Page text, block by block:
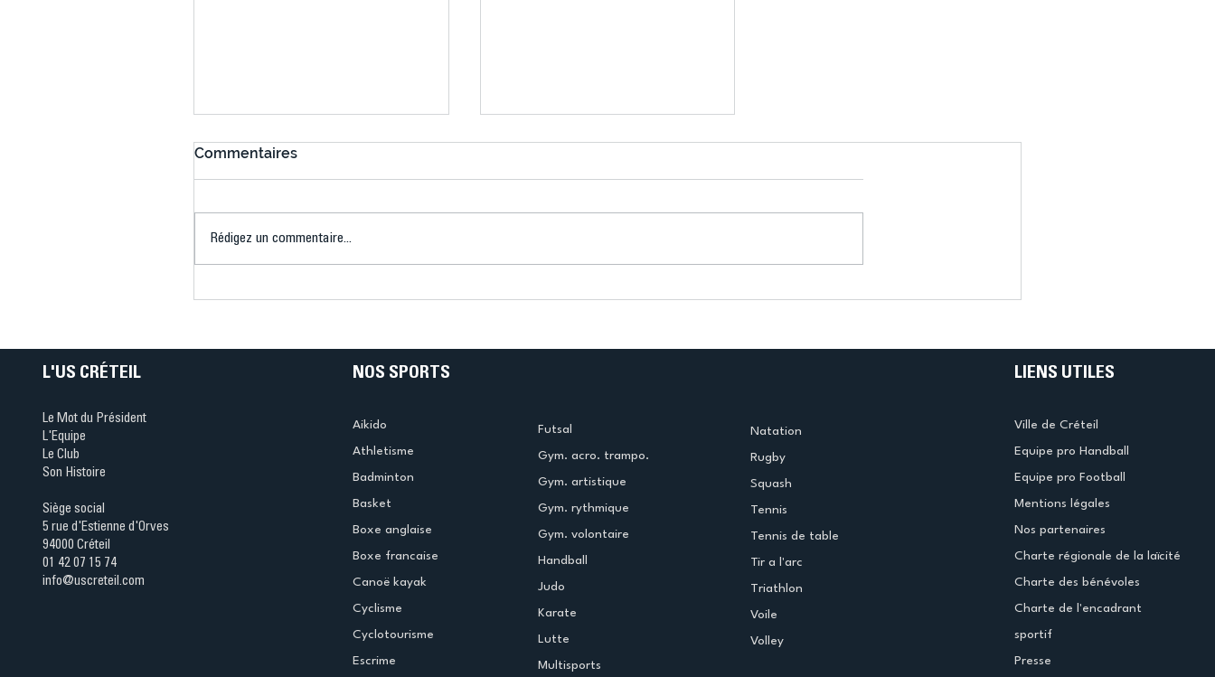
Ping ? Quand le tennis de
termine la saison en
Commentaires
Rédigez un commentaire...
L'US CRÉTEIL
Le Mot du Président
L'Equipe
Le Club
Son Histoire
Siège social
5 rue d'Estienne d'Orves
94000 Créteil
01 42 07 15 74
info@uscreteil.com
NOS SPORTS
Aikido
Athletisme
Badminton
Basket
Boxe anglaise
Boxe francaise
Canoë kayak
Cyclisme
Cyclotourisme
Escrime
Futsal
Gym. acro. trampo.
Gym. artistique
Gym. rythmique
Gym. volontaire
Handball
Judo
Karate
Lutte
Multisports
Natation
Rugby
Squash
Tennis
Tennis de table
Tir a l'arc
Triathlon
Voile
Volley
LIENS UTILES
Ville de Créteil
Equipe pro Handball
Equipe pro Football
Mentions légales
Nos partenaires
Charte régionale de la laïcité
Charte des bénévoles
Charte de l'encadrant
sportif
Presse